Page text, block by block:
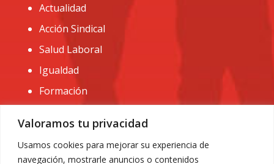
Valoramos tu privacidad
Usamos cookies para mejorar su experiencia de
navegación, mostrarle anuncios o contenidos
Actualidad
Acción Sindical
Salud Laboral
Igualdad
Formación
CONTACTO:
administracion@usomurcia.org